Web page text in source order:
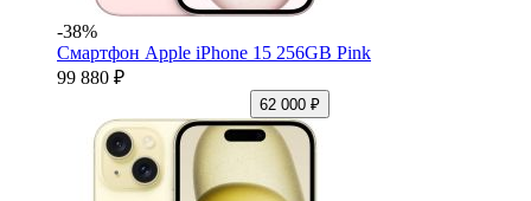
-38%
Смартфон Apple iPhone 15 256GB Pink
99 880 ₽
62 000 ₽